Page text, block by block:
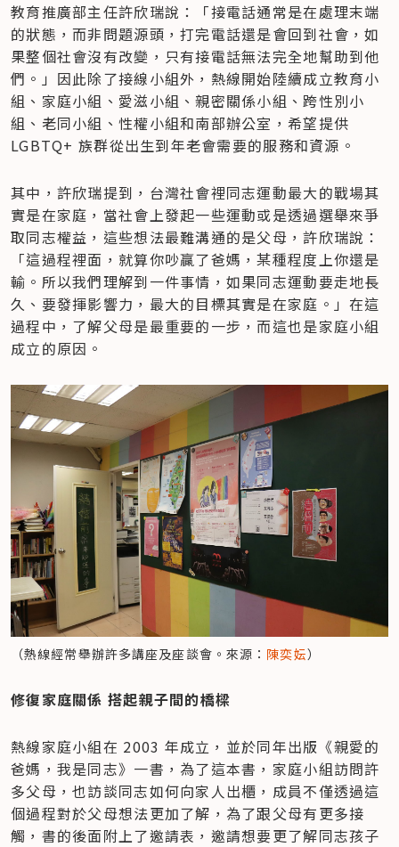
教育推廣部主任許欣瑞說：「接電話通常是在處理末端
的狀態，而非問題源頭，打完電話還是會回到社會，如
果整個社會沒有改變，只有接電話無法完全地幫助到他
們。」因此除了接線小組外，熱線開始陸續成立教育小
組、家庭小組、愛滋小組、親密關係小組、跨性別小
組、老同小組、性權小組和南部辦公室，希望提供
LGBTQ+ 族群從出生到年老會需要的服務和資源。
其中，許欣瑞提到，台灣社會裡同志運動最大的戰場其
實是在家庭，當社會上發起一些運動或是透過選舉來爭
取同志權益，這些想法最難溝通的是父母，許欣瑞說：
「這過程裡面，就算你吵贏了爸媽，某種程度上你還是
輸。所以我們理解到一件事情，如果同志運動要走地長
久、要發揮影響力，最大的目標其實是在家庭。」在這
過程中，了解父母是最重要的一步，而這也是家庭小組
成立的原因。
（熱線經常舉辦許多講座及座談會。來源： 陳奕妘）
修復家庭關係 搭起親子間的橋樑
熱線家庭小組在 2003 年成立，並於同年出版《親愛的
爸媽，我是同志》一書，為了這本書，家庭小組訪問許
多父母，也訪談同志如何向家人出櫃，成員不僅透過這
個過程對於父母想法更加了解，為了跟父母有更多接
觸，書的後面附上了邀請表，邀請想要更了解同志孩子